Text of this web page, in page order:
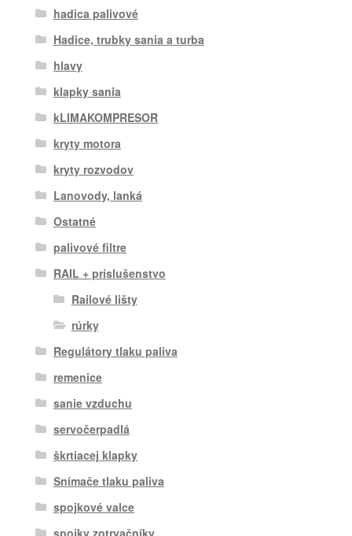
hadica palivové
Hadice, trubky sania a turba
hlavy
klapky sania
kLIMAKOMPRESOR
kryty motora
kryty rozvodov
Lanovody, lanká
Ostatné
palivové filtre
RAIL + príslušenstvo
Railové lišty
rúrky
Regulátory tlaku paliva
remenice
sanie vzduchu
servočerpadlá
škrtiacej klapky
Snímače tlaku paliva
spojkové valce
spojky zotrvačníky